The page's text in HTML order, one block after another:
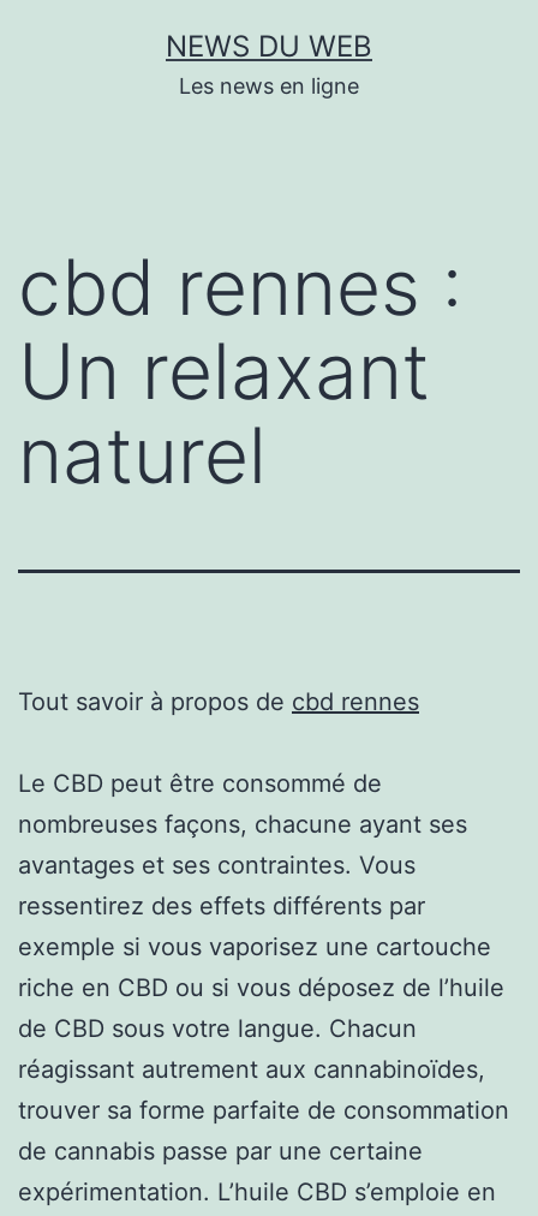
NEWS DU WEB
Les news en ligne
cbd rennes :
Un relaxant
naturel
Tout savoir à propos de cbd rennes
Le CBD peut être consommé de
nombreuses façons, chacune ayant ses
avantages et ses contraintes. Vous
ressentirez des effets différents par
exemple si vous vaporisez une cartouche
riche en CBD ou si vous déposez de l’huile
de CBD sous votre langue. Chacun
réagissant autrement aux cannabinoïdes,
trouver sa forme parfaite de consommation
de cannabis passe par une certaine
expérimentation. L’huile CBD s’emploie en